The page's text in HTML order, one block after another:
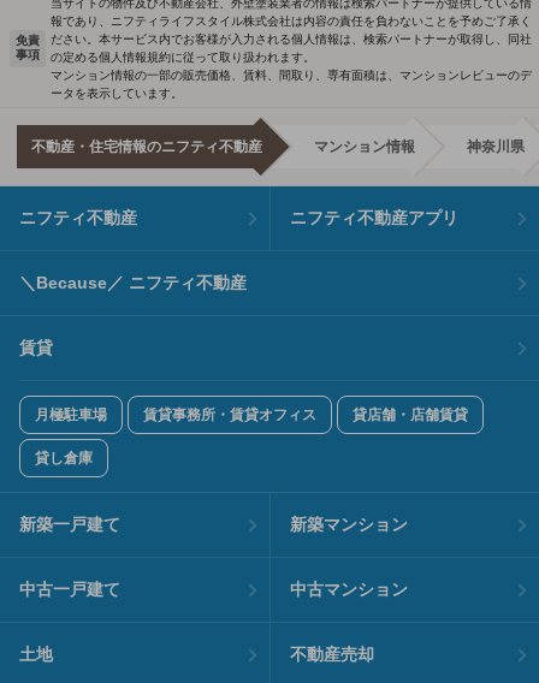
免責
事項
当サイトの物件及び不動産会社、外壁塗装業者の情報は検索パートナーが提供している情
報であり、ニフティライフスタイル株式会社は内容の責任を負わないことを予めご了承く
ださい。本サービス内でお客様が入力される個人情報は、検索パートナーが取得し、同社
の定める個人情報規約に従って取り扱われます。
マンション情報の一部の販売価格、賃料、間取り、専有面積は、マンションレビューのデ
ータを表示しています。
不動産・住宅情報のニフティ不動産 マンション情報 神奈川県
ニフティ不動産 ニフティ不動産アプリ
＼Because／ ニフティ不動産
賃貸
月極駐車場 賃貸事務所・賃貸オフィス 貸店舗・店舗賃貸
貸し倉庫
新築一戸建て 新築マンション
中古一戸建て 中古マンション
土地 不動産売却